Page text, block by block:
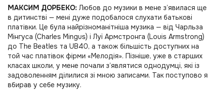
МАКСИМ ДОРБЕКО: Любов до музики в мене з’явилася ще
в дитинстві — мені дуже подобалося слухати батькові
платівки. Це була найрізноманітніша музика — від Чарльза
Мінгуса (Charles Mingus) і Луї Армстронга (Louis Armstrong)
до The Beatles та UB40, а також більшість доступних на
той час платівок фірми «Мелодія». Пізніше, уже в старших
класах школи, у мене почали з’являтися однодумці, які із
задоволенням ділилися зі мною записами. Так поступово я
вбирав у себе музику.